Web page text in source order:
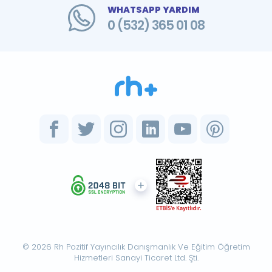
WHATSAPP YARDIM
0 (532) 365 01 08
© 2026 Rh Pozitif Yayıncılık Danışmanlık Ve Eğitim Öğretim
Hizmetleri Sanayi Ticaret Ltd. Şti.